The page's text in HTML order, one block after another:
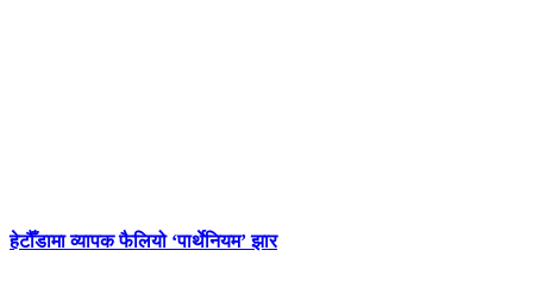
हेटौँडामा व्यापक फैलियो ‘पार्थेनियम’ झार